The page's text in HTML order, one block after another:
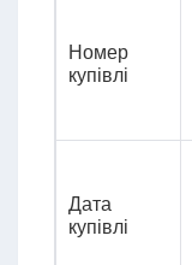
Номер
купівлі
Дата
купівлі